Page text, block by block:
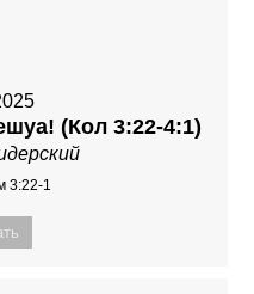
(Кол 3:22-4:1)
3:22-1